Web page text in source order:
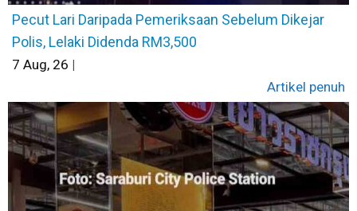
Pecut Lari Daripada Pemeriksaan Sebelum Dikejar
Polis, Lelaki Didenda RM3,500
7 Aug, 26 |
Artikel penuh